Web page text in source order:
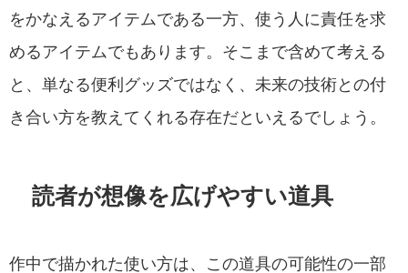
をかなえるアイテムである一方、使う人に責任を求
めるアイテムでもあります。そこまで含めて考える
と、単なる便利グッズではなく、未来の技術との付
き合い方を教えてくれる存在だといえるでしょう。
読者が想像を広げやすい道具
作中で描かれた使い方は、この道具の可能性の一部